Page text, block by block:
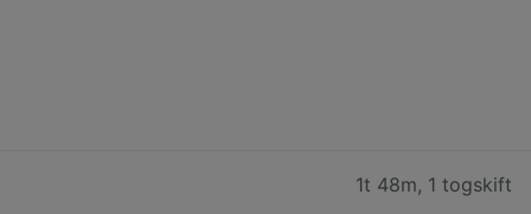
1t 48m, 1 togskift